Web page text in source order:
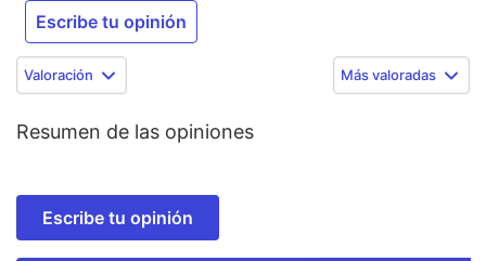
Escribe tu opinión
Valoración Más valoradas
Resumen de las opiniones
Escribe tu opinión